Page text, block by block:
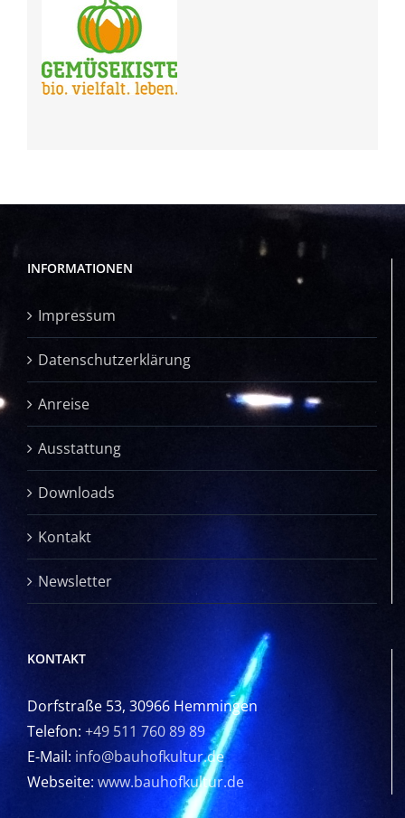
INFORMATIONEN
Impressum
Datenschutzerklärung
Anreise
Ausstattung
Downloads
Kontakt
Newsletter
KONTAKT
Dorfstraße 53, 30966 Hemmingen
Telefon: +49 511 760 89 89
E-Mail: info@bauhofkultur.de
Webseite: www.bauhofkultur.de